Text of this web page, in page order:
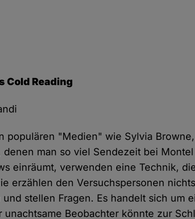
Cold Reading
populären "Medien" wie Sylvia
denen man so viel Sendezeit bei
einräumt, verwenden eine Technik,
erzählen den Versuchspersonen
stellen Fragen. Es handelt sich um
unachtsame Beobachter könnte zur